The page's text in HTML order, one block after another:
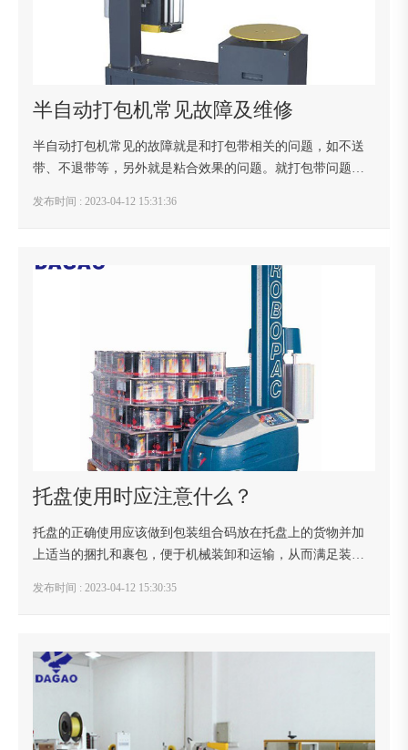
半自动打包机常见故障及维修
半自动打包机常见的故障就是和打包带相关的问题，如不送
带、不退带等，另外就是粘合效果的问题。就打包带问题，
发布时间 : 2023-04-12 15:31:36
托盘使用时应注意什么？
托盘的正确使用应该做到包装组合码放在托盘上的货物并加
上适当的捆扎和裹包，便于机械装卸和运输，从而满足装
于或等于2吨。为了保证运输途中的安全，所载货物...
发布时间 : 2023-04-12 15:30:35